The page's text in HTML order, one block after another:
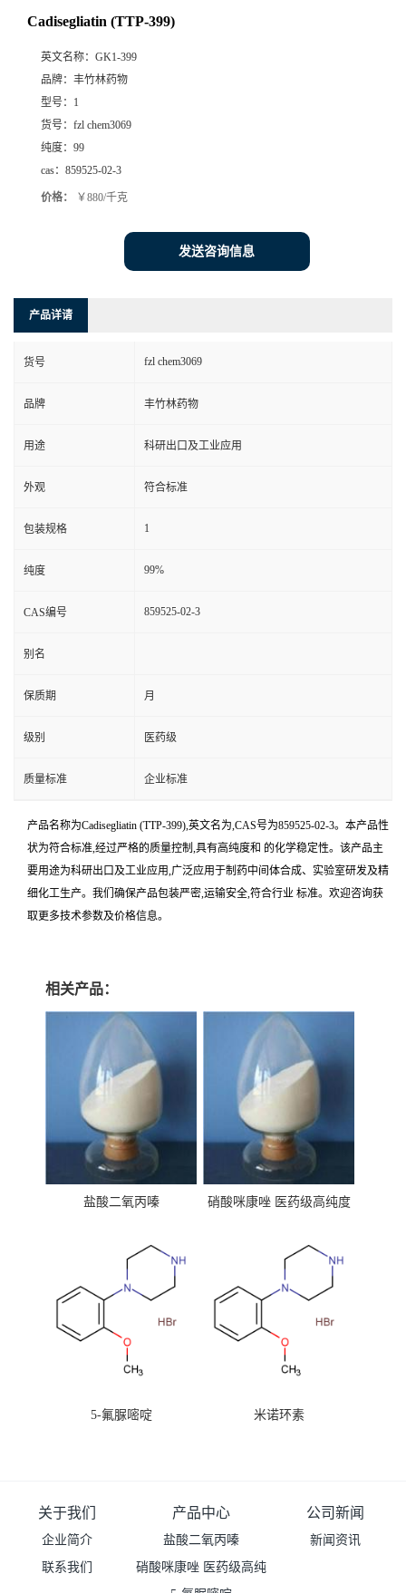
Cadisegliatin (TTP-399)
英文名称： GK1-399
品牌： 丰竹林药物
型号： 1
货号： fzl chem3069
纯度： 99
cas： 859525-02-3
价格： ￥880/千克
发送咨询信息
产品详请
货号 fzl chem3069
品牌 丰竹林药物
用途 科研出口及工业应用
外观 符合标准
包装规格 1
纯度 99%
CAS编号 859525-02-3
别名
保质期 月
级别 医药级
质量标准 企业标准
产品名称为Cadisegliatin (TTP-399),英文名为,CAS号为859525-02-3。本产品性
状为符合标准,经过严格的质量控制,具有高纯度和 的化学稳定性。该产品主
要用途为科研出口及工业应用,广泛应用于制药中间体合成、实验室研发及精
细化工生产。我们确保产品包装严密,运输安全,符合行业 标准。欢迎咨询获
取更多技术参数及价格信息。
相关产品：
盐酸二氧丙嗪
硝酸咪康唑 医药级高纯度
5-氟脲嘧啶 米诺环素
关于我们
企业简介
联系我们
产品中心
盐酸二氧丙嗪
硝酸咪康唑 医药级高纯
公司新闻
新闻资讯